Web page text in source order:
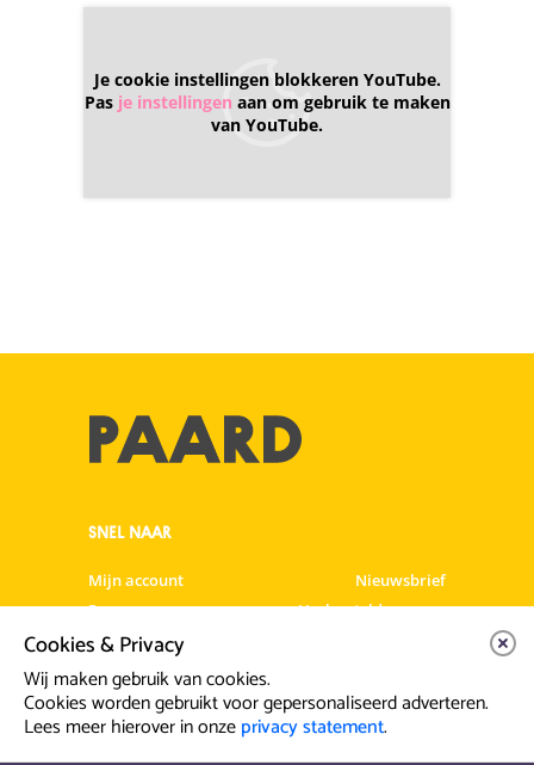
Je cookie instellingen blokkeren YouTube.
Pas je instellingen aan om gebruik te maken
van YouTube.
SNEL NAAR
Mijn account
Nieuwsbrief
Programma
Veelgestelde vragen
Partners & Sponsoren
Artiesten info
Cookies & Privacy
Wij maken gebruik van cookies.
Cookies worden gebruikt voor gepersonaliseerd adverteren.
Lees meer hierover in onzeprivacy statement.